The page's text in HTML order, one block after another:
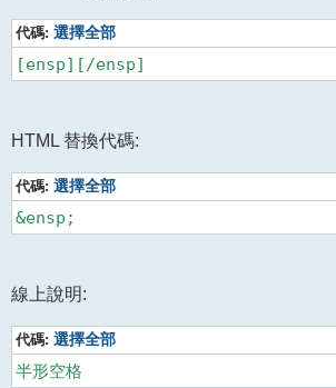
代碼: 選擇全部
[ensp][/ensp]
HTML 替換代碼:
代碼: 選擇全部
&ensp;
線上說明:
代碼: 選擇全部
半形空格